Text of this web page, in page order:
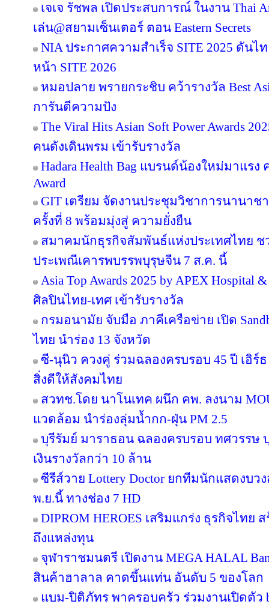
เจเจ รัชพล เปิดประสบการณ์ ในงาน Thai
เล่น@สยามเซ็นเตอร์ ตอน Eastern Secrets
NIA ประกาศความสำเร็จ SITE 2025 ดัน
หน้า SITE 2026
หมอปลาย พรายกระชิบ คว้ารางวัล Best
การันตีความปัง
The Viral Hits Asian Soft Power Awards
คนดังเดินพรม เข้ารับรางวัล
Hadara Health Bag แบรนด์น้องใหม่มาแรง
Award
GIT เตรียม จัดงานประชุมวิชาการนานา
ครั้งที่ 8 พร้อมมุ่งสู่ ความยั่งยืน
สมาคมนักธุรกิจสัมพันธ์แห่งประเทศไทย
ประเพณีเคารพบรรพบุรุษจีน 7 ส.ค. นี้
Asia Top Awards 2025 by APEX
ศิลปินไทย-เทศ เข้ารับรางวัล
กรมอนามัย จับมือ ภาคีเครือข่าย เปิด
ไทย นำร่อง 13 จังหวัด
ซี-นุนิว ควงคู่ ร่วมฉลองครบรอบ 45 ปี เอิร์
สิ่งดีให้สังคมไทย
สวทช.โดย นาโนเทค ผนึก คพ. ลงนาม
แวดล้อม นำร่องลุ่มน้ำกก-ฝุ่น PM 2.5
บุรีรัมย์ มาราธอน ฉลองครบรอบ ทศวรรษ
เงินรางวัลกว่า 10 ล้าน
ซีรีส์วาย Lottery Doctor ยกทีมนักแสดงบว
พ.ย.นี้ ทางช่อง 7 HD
DIPROM HEROES เสริมแกร่ง ธุรกิจไทย
ถึงแหล่งทุน
จุฬาราชมนตรี เปิดงาน MEGA HALAL
สินค้าฮาลาล คาดขึ้นแท่น อันดับ 5 ของโลก
แบม-ปิติภัทร พาครอบครัว ร่วมงานเปิดตัว